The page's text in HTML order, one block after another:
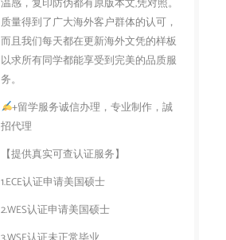
温感，复印防伪都有原版本文,凭对照。
质量得到了广大海外客户群体的认可，
而且我们每天都在更新海外文凭的样板
以求所有同学都能享受到完美的品质服
务。
+留学服务诚信办理，专业制作，誠
招代理
【提供真实可查认证服务】
1.ECE认证申请美国硕士
2.WES认证申请美国硕士